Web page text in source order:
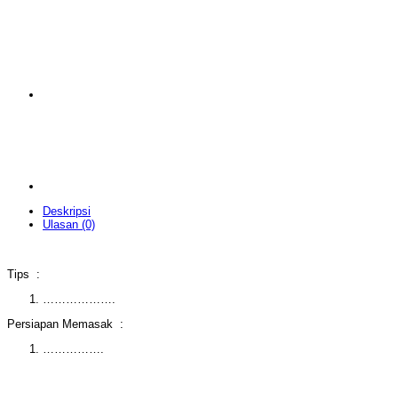
Deskripsi
Ulasan (0)
Tips :
……………….
Persiapan Memasak :
…………….